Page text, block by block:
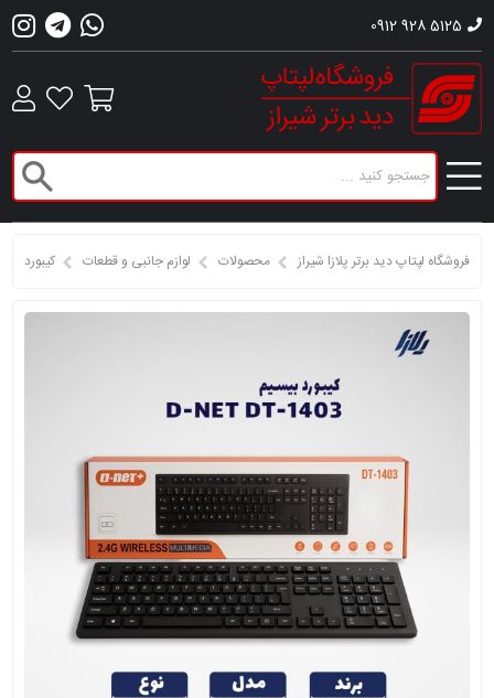
0912 928 5125
فروشگاه لپتاپ دید برتر پلازا شیراز محصولات لوازم جانبی و قطعات کیبورد